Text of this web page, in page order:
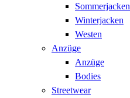
Sommerjacken
Winterjacken
Westen
Anzüge
Anzüge
Bodies
Streetwear